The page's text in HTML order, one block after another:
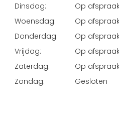
Dinsdag:
Op
Woensdag:
Op
Donderdag:
Op
Vrijdag:
Op
Zaterdag:
Op
Zondag:
Gesloten